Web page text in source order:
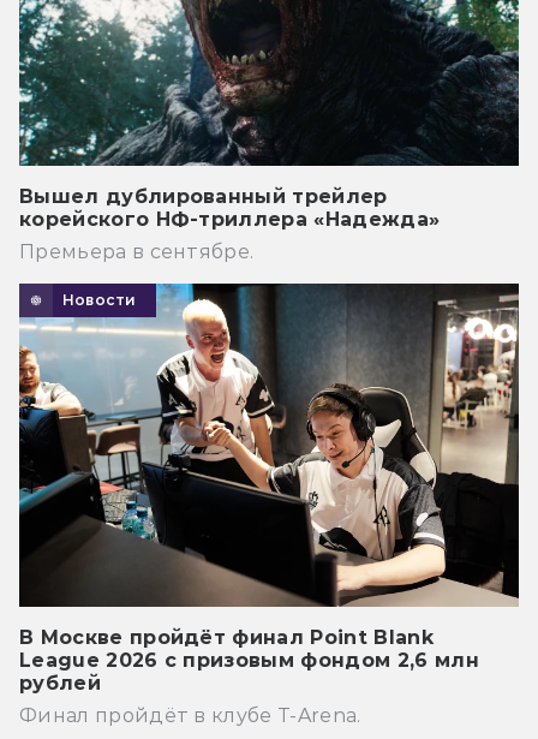
Вышел дублированный трейлер
корейского НФ-триллера «Надежда»
Премьера в сентябре.
Новости
В Москве пройдёт финал Point Blank
League 2026 с призовым фондом 2,6 млн
рублей
Финал пройдёт в клубе T-Arena.